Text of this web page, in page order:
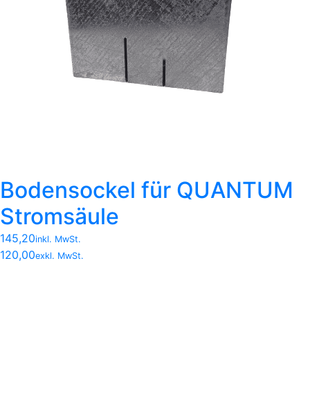
Bodensockel für QUANTUM
Stromsäule
145,20inkl. MwSt.
120,00exkl. MwSt.